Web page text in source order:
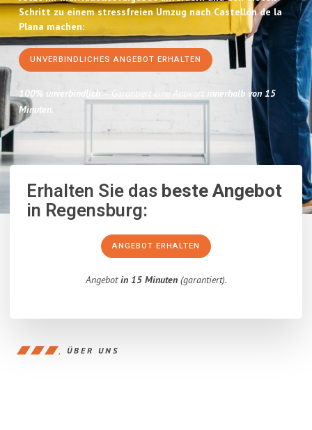
Schritt zu einem stressfreien Umzug nach Castellón de la
Plana machen:
UNVERBINDLICHES ANGEBOT ERHALTEN
100% unverbindlich – Garantiert eine Antwort
innerhalb von 15
Minuten.
Erhalten Sie dasbeste Angebot
in Regensburg:
ANGEBOT ERHALTEN
Angebotin 15 Minuten(garantiert).
ÜBER UNS